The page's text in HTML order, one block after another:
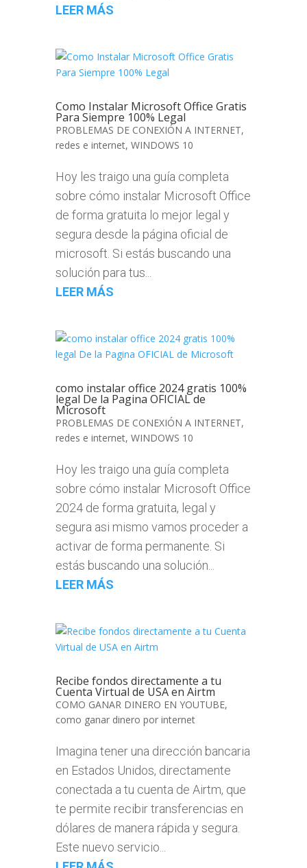
LEER MÁS
Como Instalar Microsoft Office Gratis
Para Siempre 100% Legal
PROBLEMAS DE CONEXIÓN A INTERNET,
redes e internet, WINDOWS 10
Hoy les traigo una guía completa
sobre cómo instalar Microsoft Office
de forma gratuita lo mejor legal y
segura desde la página oficial de
microsoft. Si estás buscando una
solución para tus...
LEER MÁS
como instalar office 2024 gratis 100%
legal De la Pagina OFICIAL de
Microsoft
PROBLEMAS DE CONEXIÓN A INTERNET,
redes e internet, WINDOWS 10
Hoy les traigo una guía completa
sobre cómo instalar Microsoft Office
2024 de forma gratuita, legal y
segura asi mismo vamos proceder a
activar de forma permanente. Si
estás buscando una solución...
LEER MÁS
Recibe fondos directamente a tu
Cuenta Virtual de USA en Airtm
COMO GANAR DINERO EN YOUTUBE,
como ganar dinero por internet
Imagina tener una dirección bancaria
en Estados Unidos, directamente
conectada a tu cuenta de Airtm, que
te permite recibir transferencias en
dólares de manera rápida y segura.
Este nuevo servicio...